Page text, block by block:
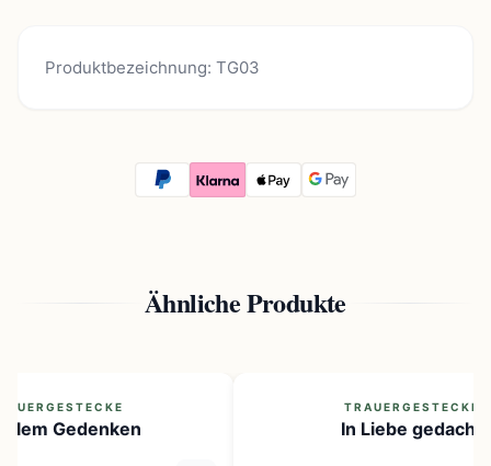
Produktbezeichnung: TG03
Ähnliche Produkte
Gedenken
TRAUERGESTECKE
In Liebe gedacht